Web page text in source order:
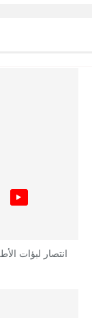
انتصار لبؤات